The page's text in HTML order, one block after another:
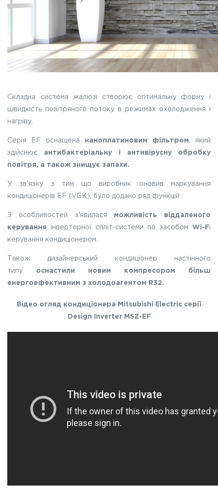
Складна система жалюзі створює оптимальну форму і
швидкість повітряного потоку в режимах охолодження і
нагріву.
Серія EF оснащена наноплатиновим фільтром , який
здійснює антибактеріальну і антивірусну обробку
повітря, а також знищує запахи.
У зв'язку з тим що виробник оновив маркування
кондиціонерів EF (VGK), було додано ряд функцій.
З особливостей з'явилася можливість віддаленого
керування інверторної спліт-системи по засобом Wi-Fi
керування кондиціонером.
Також дизайнерський кондиціонер настінного
типу оснастили новим компресором більш
енергоефективним з холодоагентом R32.
Відео огляд кондиціонера Mitsubishi Electric серії
Design Inverter MSZ-EF